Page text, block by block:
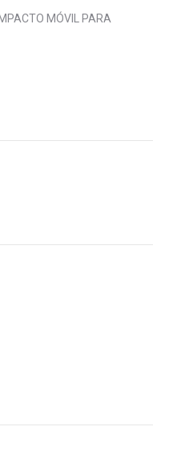
MÓVIL PARA